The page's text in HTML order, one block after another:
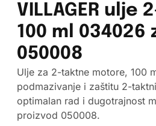
VILLAGER ulje
100 ml 034026
050008
Ulje za 2-taktne motore, 100
podmazivanje i zaštitu 2-
optimalan rad i dugotrajnost
proizvod 050008.